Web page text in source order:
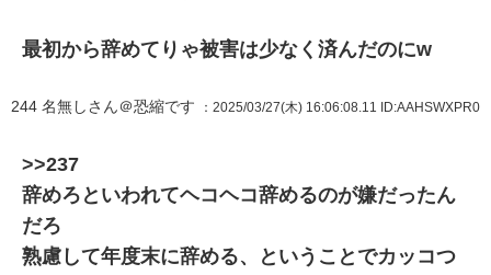
最初から辞めてりゃ被害は少なく済んだのにw
244 名無しさん＠恐縮です ：2025/03/27(木) 16:06:08.11 ID:AAHSWXPR0
>>237
辞めろといわれてヘコヘコ辞めるのが嫌だったん
だろ
熟慮して年度末に辞める、ということでカッコつ